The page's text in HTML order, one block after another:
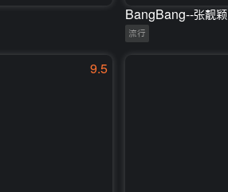
BangBang--张靓颖
流行
9.5